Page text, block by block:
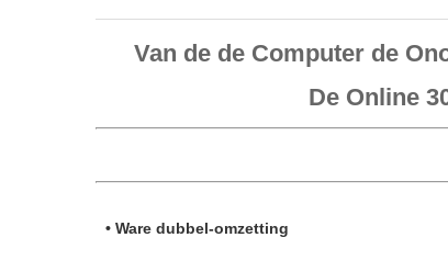
Van de de Computer de
De Online
• Ware dubbel-omzetting